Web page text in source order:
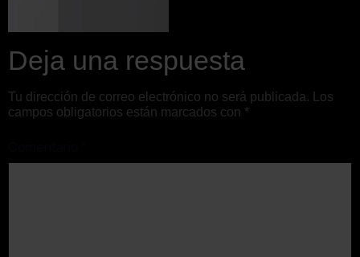
Deja una respuesta
Tu dirección de correo electrónico no será publicada. Los
campos obligatorios están marcados con *